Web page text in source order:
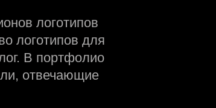
логотипов
логотипов для
В портфолио
отвечающие